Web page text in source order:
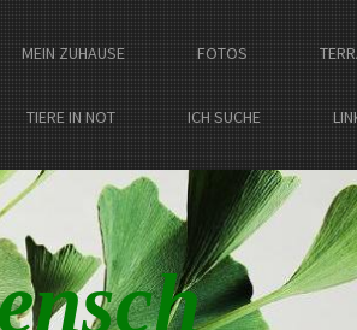
MEIN ZUHAUSE FOTOS
TIERE IN NOT ICH SUCHE